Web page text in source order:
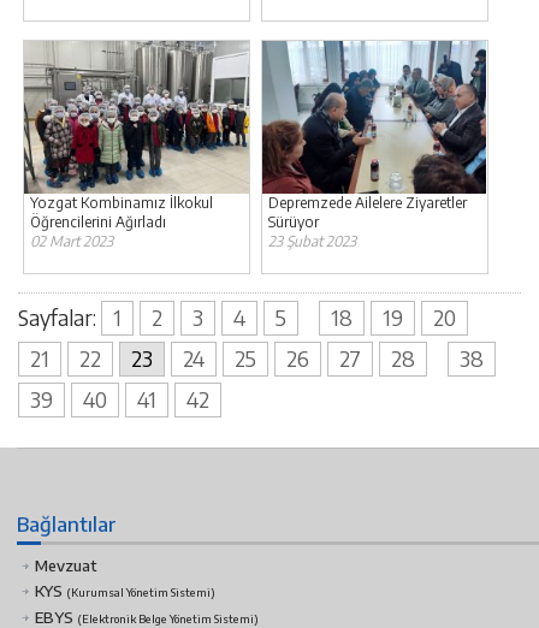
Yozgat Kombinamız İlkokul
Öğrencilerini Ağırladı
02 Mart 2023
Depremzede Ailelere Ziyaretler
Sürüyor
23 Şubat 2023
Sayfalar: 1 2 3 4 5 18 19
20
21
22 23 24 25 26 27 28
38
39
40 41 42
Bağlantılar
Mevzuat
KYS (Kurumsal Yönetim Sistemi)
EBYS (Elektronik Belge Yönetim Sistemi)